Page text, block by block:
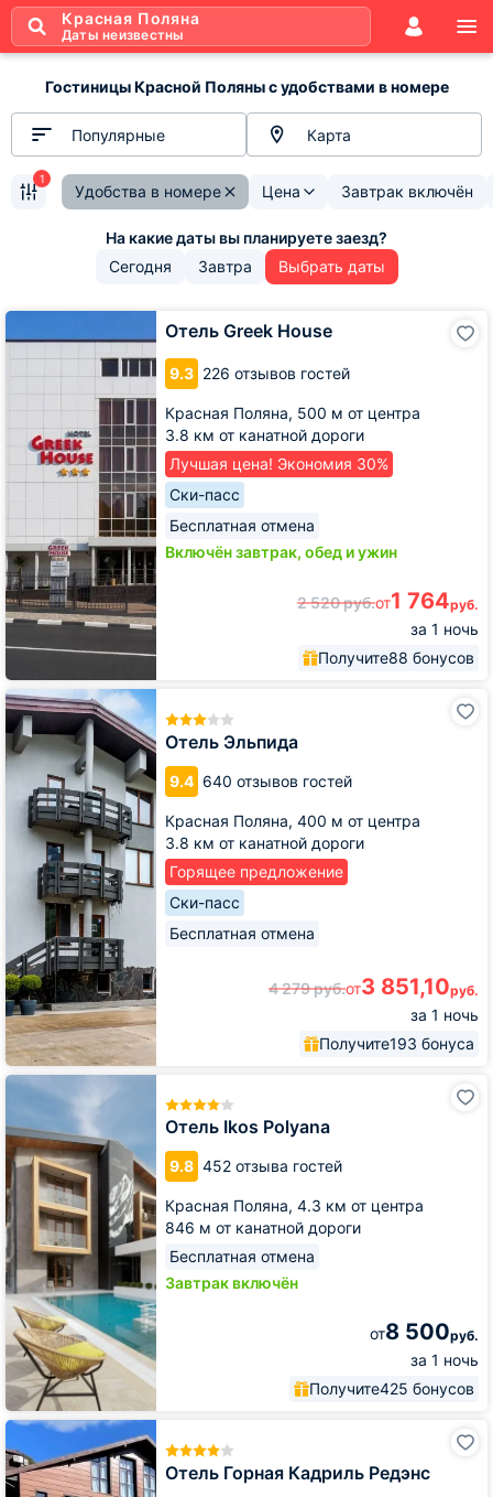
Красная Поляна
Даты неизвестны
Гостиницы Красной Поляны с удобствами в номере
Популярные Карта
Удобства в номере Цена Завтрак включён
1
Сегодня Завтра Выбрать даты
Отель Greek House
9.3 226 отзывов гостей
Красная Поляна, 500 м от центра
3.8 км от канатной дороги
Лучшая цена! Экономия 30%
Ски-пасс
Бесплатная отмена
Включён завтрак, обед и ужин
2 520руб.от1 764руб.
за 1 ночь
Получите88 бонусов
Отель
Greek
House
Отель Эльпида
9.4 640 отзывов гостей
Красная Поляна, 400 м от центра
3.8 км от канатной дороги
Горящее предложение
Ски-пасс
Бесплатная отмена
4 279руб.от3 851,10руб.
за 1 ночь
Получите193 бонуса
Отель
Эльпида
Отель Ikos Polyana
9.8 452 отзыва гостей
Красная Поляна, 4.3 км от центра
846 м от канатной дороги
Бесплатная отмена
Завтрак включён
от8 500руб.
за 1 ночь
Получите425 бонусов
Отель
Polyana
Отель Горная Кадриль Редэнс
Отель
Горная
Кадриль
Редэнс